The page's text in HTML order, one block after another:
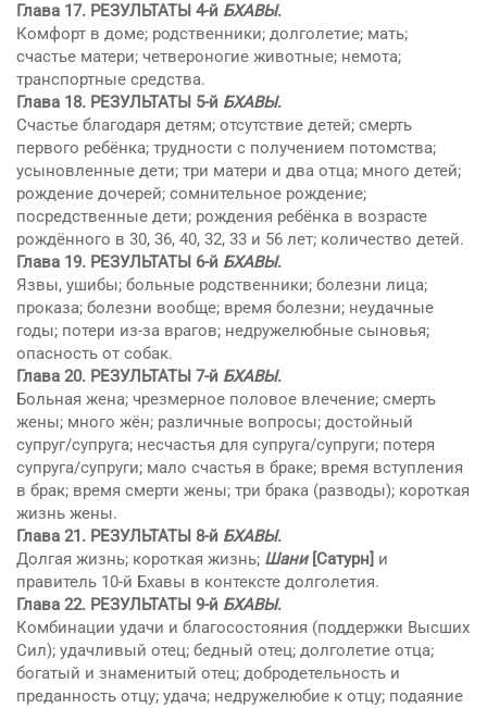
Глава 17. РЕЗУЛЬТАТЫ 4-й БХAВЫ.
Комфорт в доме; родственники; долголетие; мать;
счастье матери; четвероногие животные; немота;
транспортные средства.
Глава 18. РЕЗУЛЬТАТЫ 5-й БХAВЫ.
Счастье благодаря детям; отсутствие детей; смерть
первого ребёнка; трудности с получением потомства;
усыновленные дети; три матери и два отца; много детей;
рождение дочерей; сомнительное рождение;
посредственные дети; рождения ребёнка в возрасте
рождённого в 30, 36, 40, 32, 33 и 56 лет; количество детей.
Глава 19. РЕЗУЛЬТАТЫ 6-й БХAВЫ.
Язвы, ушибы; больные родственники; болезни лица;
проказа; болезни вообще; время болезни; неудачные
годы; потери из-за врагов; недружелюбные сыновья;
опасность от собак.
Глава 20. РЕЗУЛЬТАТЫ 7-й БХAВЫ.
Больная жена; чрезмерное половое влечение; смерть
жены; много жён; различные вопросы; достойный
супруг/супруга; несчастья для супруга/супруги; потеря
супруга/супруги; мало счастья в браке; время вступления
в брак; время смерти жены; три брака (разводы); короткая
жизнь жены.
Глава 21. РЕЗУЛЬТАТЫ 8-й БХAВЫ.
Долгая жизнь; короткая жизнь; Шани[Сатурн] и
правитель 10-й Бхaвы в контексте долголетия.
Глава 22. РЕЗУЛЬТАТЫ 9-й БХAВЫ.
Комбинации удачи и благосостояния (поддержки Высших
Сил); удачливый отец; бедный отец; долголетие отца;
богатый и знаменитый отец; добродетельность и
преданность отцу; удача; недружелюбие к отцу; подаяние